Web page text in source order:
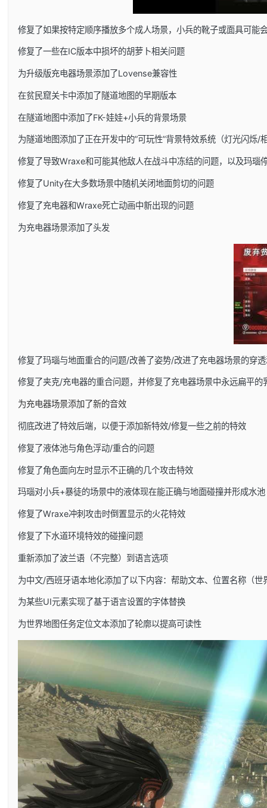
修复了如果按特定顺序播放多个成人场景，小兵的靴子或面具可能
修复了一些在IC版本中损坏的胡萝卜相关问题
为升级版充电器场景添加了Lovense兼容性
在贫民窟关卡中添加了隧道地图的早期版本
在隧道地图中添加了FK-娃娃+小兵的背景场景
为隧道地图添加了正在开发中的”可玩性”背景特效系统（灯光闪烁/
修复了导致Wraxe和可能其他敌人在战斗中冻结的问题，以及玛瑙
修复了Unity在大多数场景中随机关闭地面剪切的问题
修复了充电器和Wraxe死亡动画中新出现的问题
为充电器场景添加了头发
修复了玛瑙与地面重合的问题/改善了姿势/改进了充电器场景的穿
修复了夹克/充电器的重合问题，并修复了充电器场景中永远扁平的
为充电器场景添加了新的音效
彻底改进了特效后端，以便于添加新特效/修复一些之前的特效
修复了液体池与角色浮动/重合的问题
修复了角色面向左时显示不正确的几个攻击特效
玛瑙对小兵+暴徒的场景中的液体现在能正确与地面碰撞并形成水池
修复了Wraxe冲刺攻击时倒置显示的火花特效
修复了下水道环境特效的碰撞问题
重新添加了波兰语（不完整）到语言选项
为中文/西班牙语本地化添加了以下内容：帮助文本、位置名称（
为某些UI元素实现了基于语言设置的字体替换
为世界地图任务定位文本添加了轮廓以提高可读性